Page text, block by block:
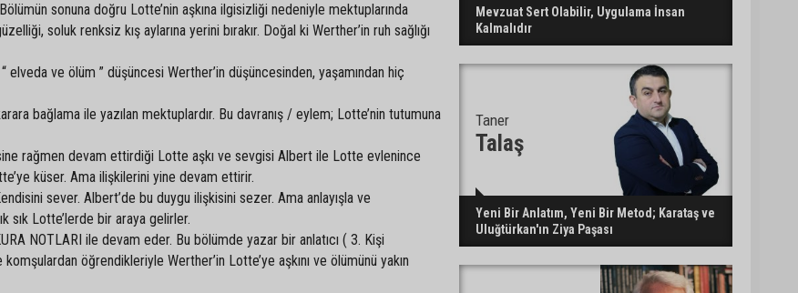
sonuna doğru Lotte’nin aşkına ilgisizliği nedeniyle mektuplarında
soluk renksiz kış aylarına yerini bırakır. Doğal ki Werther’in ruh sağlığı
elveda ve ölüm ” düşüncesi Werther’in düşüncesinden, yaşamından hiç
bağlama ile yazılan mektuplardır. Bu davranış / eylem; Lotte’nin tutumuna
rağmen devam ettirdiği Lotte aşkı ve sevgisi Albert ile Lotte evlenince
küser. Ama ilişkilerini yine devam ettirir.
sever. Albert’de bu duygu ilişkisini sezer. Ama anlayışla ve
sık Lotte’lerde bir araya gelirler.
NOTLARI ile devam eder. Bu bölümde yazar bir anlatıcı ( 3. Kişi
öğrendikleriyle Werther’in Lotte’ye aşkını ve ölümünü yakın
Mevzuat Sert Olabilir, Uygulama İnsan
Kalmalıdır
Taner
Talaş
Yeni Bir Anlatım, Yeni Bir Metod; Karataş ve
Uluğtürkan'ın Ziya Paşası